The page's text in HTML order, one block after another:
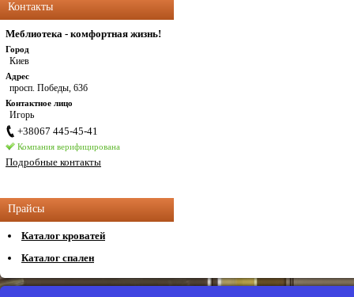
Контакты
Меблиотека - комфортная жизнь!
Город
Киев
Адрес
просп. Победы, 63б
Контактное лицо
Игорь
+38067 445-45-41
Компания верифицирована
Подробные контакты
Прайсы
Каталог кроватей
Каталог спален